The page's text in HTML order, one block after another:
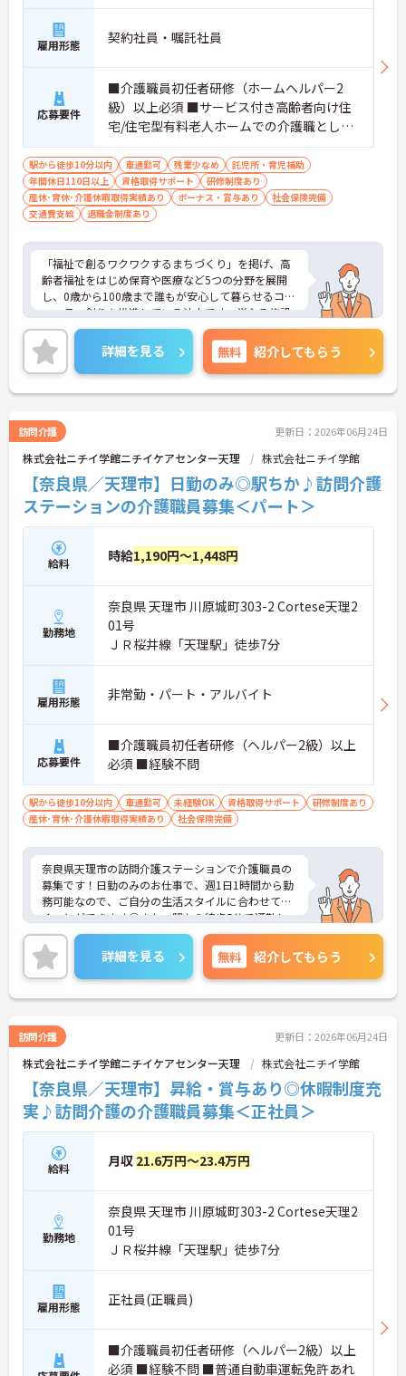
雇用形態 契約社員・嘱託社員
応募要件
■介護職員初任者研修（ホームヘルパー2
級）以上必須 ■サービス付き高齢者向け住
宅/住宅型有料老人ホームでの介護職として
の実務経験1年以上 ＜求める人物像＞チーム
ワークを大切にできる方、向上心のある
方、何にでも積極的に取り組める方、明る
い対応が得意な方
駅から徒歩10分以内 車通勤可 残業少なめ
託児所・育児補助
年間休日110日以上
資格取得サポート
研修制度あり
産休･育休･介護休暇取得実績あり
ボーナス・賞与あり
社会保険完備
交通費支給
退職金制度あり
「福祉で創るワクワクするまちづくり」を掲げ、高
齢者福祉をはじめ保育や医療など5つの分野を展開
し、0歳から100歳まで誰もが安心して暮らせるコミ
ュニティ創りを推進している法人です。単なる施設
運営にとどまらず、地域を丸ごと元気にするスケー
ルの大きな社会貢献に携わることができます。現場
では画一的なケアではなく、利用者様の生活歴や価
値観、趣味や食の好みに至るまで「その人らしさ」
を尊重した個別性の高いケアを実践。ご家族との絆
ひとりに深く寄り添う介護が実現可能です。また、1
5年間で100事業所以上へと拡大した安定した経営基
盤のもと、賞与年2回や業績賞与、退職金制度もし
っかりと整備されています。介護職員からリーダ
ー、施設長候補へと進む明確なキャリアパスも用意
されており、長期的な視点で着実にステップアップ
していける環境です。
★おすすめPOINT★
【個別性を尊重したケアで、深く寄り添う介護を実
践できます】
・利用者様の生活歴や趣味、食の好みなどを尊重し
たケアを実践しており、お一人おひとりの人生に寄
り添った意義深い関わりが持てます
・これまでの生活習慣の継続やご家族との絆を大切
にして支援にあたることで、利用者様から直接感謝
の言葉を受け取る機会も多くなります
選択肢を広げられます】
・介護職員からリーダー、サービス提供責任者、施
設長候補へと進むキャリアパスが設定されており、
目標を持って業務に取り組めます
・経験を積んで役職へステップアップしていく過程
でより多くの人に影響を与えられるようになり、地
【100事業所以上を展開する安定基盤のもと、長期
的に就業できる環境です】
・15年間で100以上の事業所へと成長し全国展開を
見据える安定した経営基盤があり、将来への不安を
抑えて長く働けます
・給与に加えて賞与年2回と業績賞与の支給実績が
あり、退職金制度も完備されているなど、日々の頑
張りがしっかりと還元される体制が整っています
詳細を見る 無料 紹介してもらう
訪問介護 更新日：2026年06月24日
株式会社ニチイ学館ニチイケアセンター天理 株式会社ニチイ学館
【奈良県／天理市】日勤のみ◎駅ちか♪訪問介護
ステーションの介護職員募集＜パート＞
給料 時給1,190円～1,448円
勤務地
奈良県 天理市 川原城町303-2 Cortese天理2
01号
ＪＲ桜井線「天理駅」徒歩7分
雇用形態 非常勤・パート・アルバイト
応募要件
■介護職員初任者研修（ヘルパー2級）以上
必須 ■経験不問
駅から徒歩10分以内 車通勤可 未経験OK 資格取得サポート
研修制度あり
産休･育休･介護休暇取得実績あり
社会保険完備
奈良県天理市の訪問介護ステーションで介護職員の
募集です！日勤のみのお仕事で、週1日1時間から勤
務可能なので、ご自分の生活スタイルに合わせて働
くことができます◎また、駅から徒歩5分で通勤し
やすいのも嬉しいポイント♪ご興味のある方は面接
ポイントをお伝えしますので、お気軽にご連絡くだ
さい。
詳細を見る 無料 紹介してもらう
訪問介護 更新日：2026年06月24日
株式会社ニチイ学館ニチイケアセンター天理 株式会社ニチイ学館
【奈良県／天理市】昇給・賞与あり◎休暇制度充
実♪訪問介護の介護職員募集＜正社員＞
給料 月収 21.6万円～23.4万円
勤務地
奈良県 天理市 川原城町303-2 Cortese天理2
01号
ＪＲ桜井線「天理駅」徒歩7分
雇用形態 正社員(正職員)
■介護職員初任者研修（ヘルパー2級）以上
必須 ■経験不問 ■普通自動車運転免許あれ